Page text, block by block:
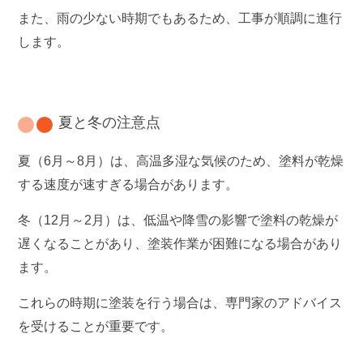
また、雨の少ない時期でもあるため、工事が順調に進行
します。
夏と冬の注意点
夏（6月～8月）は、高温多湿な気候のため、塗料が乾燥
する速度が速すぎる場合があります。
冬（12月～2月）は、低温や降雪の影響で塗料の乾燥が
遅くなることがあり、塗装作業が困難になる場合があり
ます。
これらの時期に塗装を行う場合は、専門家のアドバイス
を受けることが重要です。